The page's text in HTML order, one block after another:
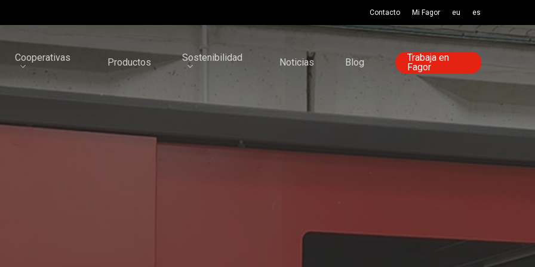
Contacto Mi Fagor eu es
Cooperativas Productos Sostenibilidad Noticias Blog
Trabaja en
Fagor